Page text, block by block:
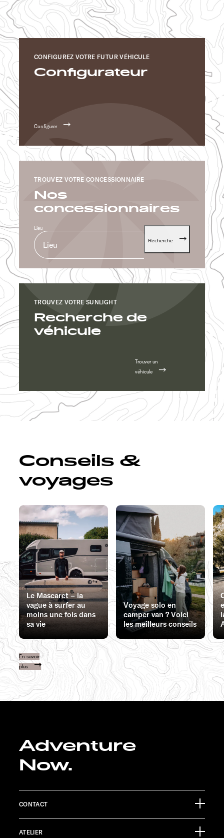
CONFIGUREZ VOTRE FUTUR VÉHICULE
Configurateur
Configurer
TROUVEZ VOTRE CONCESSIONNAIRE
Nos
concessionnaires
Lieu
Recherche
TROUVEZ VOTRE SUNLIGHT
Recherche de
véhicule
Trouver un
véhicule
Conseils &
voyages
Le Mascaret – la
vague à surfer au
moins une fois dans
sa vie
Voyage solo en
camper van ? Voici
les meilleurs conseils
En savoir
plus
Adventure
Now.
CONTACT
ATELIER